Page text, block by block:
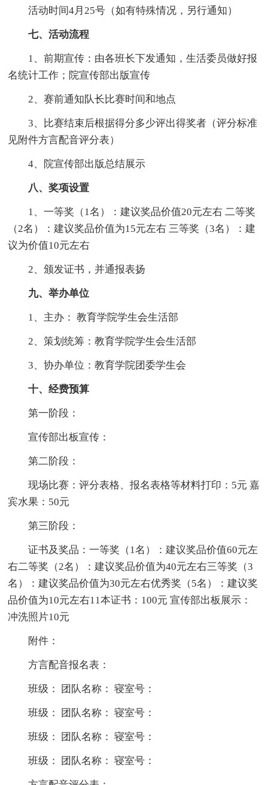
活动时间4月25号（如有特殊情况，另行通知）
七、活动流程
1、前期宣传：由各班长下发通知，生活委员做好报
名统计工作；院宣传部出版宣传
2、赛前通知队长比赛时间和地点
3、比赛结束后根据得分多少评出得奖者（评分标准
见附件方言配音评分表）
4、院宣传部出版总结展示
八、奖项设置
1、一等奖（1名）：建议奖品价值20元左右 二等奖
（2名）：建议奖品价值为15元左右 三等奖（3名）：建
议为价值10元左右
2、颁发证书，并通报表扬
九、举办单位
1、主办： 教育学院学生会生活部
2、策划统筹：教育学院学生会生活部
3、协办单位：教育学院团委学生会
十、经费预算
第一阶段：
宣传部出板宣传：
第二阶段：
现场比赛：评分表格、报名表格等材料打印：5元 嘉
宾水果：50元
第三阶段：
证书及奖品：一等奖（1名）：建议奖品价值60元左
右二等奖（2名）：建议奖品价值为40元左右三等奖（3
名）：建议奖品价值为30元左右优秀奖（5名）：建议奖
品价值为10元左右11本证书：100元 宣传部出板展示：
冲洗照片10元
附件：
方言配音报名表：
班级： 团队名称： 寝室号：
班级： 团队名称： 寝室号：
班级： 团队名称： 寝室号：
班级： 团队名称： 寝室号：